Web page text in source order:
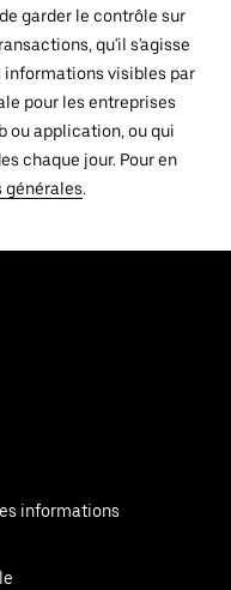
garder le contrôle sur
qu'il s'agisse
informations visibles par
pour les entreprises
ou application, ou qui
chaque jour. Pour en
générales.
informations